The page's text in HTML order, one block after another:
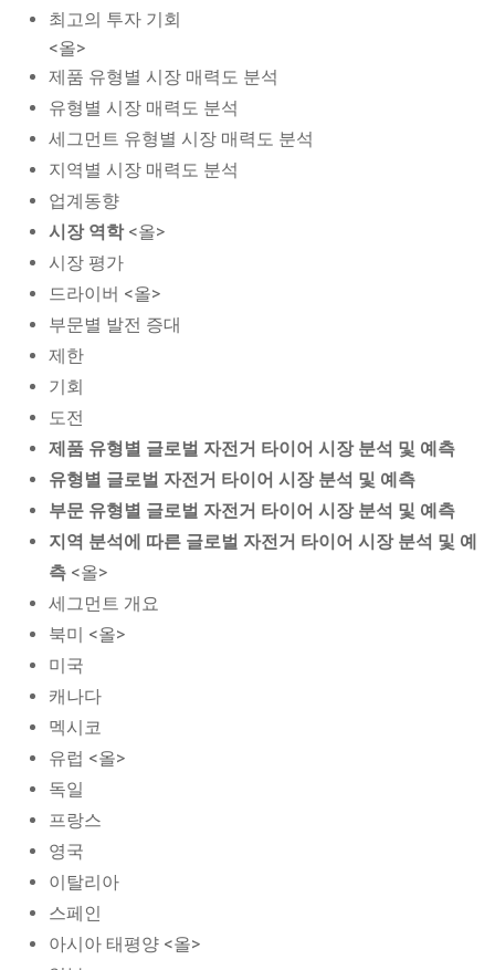
최고의 투자 기회
<올>
제품 유형별 시장 매력도 분석
유형별 시장 매력도 분석
세그먼트 유형별 시장 매력도 분석
지역별 시장 매력도 분석
업계동향
시장 역학<올>
시장 평가
드라이버 <올>
부문별 발전 증대
제한
기회
도전
제품 유형별 글로벌 자전거 타이어 시장 분석 및 예측
유형별 글로벌 자전거 타이어 시장 분석 및 예측
부문 유형별 글로벌 자전거 타이어 시장 분석 및 예측
지역 분석에 따른 글로벌 자전거 타이어 시장 분석 및 예
측 <올>
세그먼트 개요
북미 <올>
미국
캐나다
멕시코
유럽 <올>
독일
프랑스
영국
이탈리아
스페인
아시아 태평양 <올>